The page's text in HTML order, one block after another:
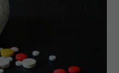
vascular